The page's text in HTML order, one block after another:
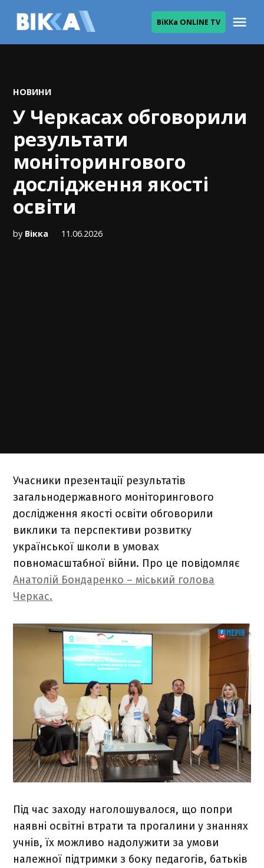
ВіККа ONLINE TV
POSTED
НОВИНИ
У Черкасах обговорили
результати
моніторингового
дослідження якості
освіти
by Вікка 11.06.2026
Учасники презентації результатів
загальнодержавного моніторингового
дослідження якості освіти обговорили
виклики та перспективи розвитку
української школи в умовах
повномасштабної війни. Про це повідомляє
Анатолій Бондаренко – міський голова
Черкас.
Під час заходу наголошувалося, що попри
наявні освітні втрати та прогалини у знаннях
учнів, їх можливо надолужити за умови
належної підтримки з боку педагогів, батьків